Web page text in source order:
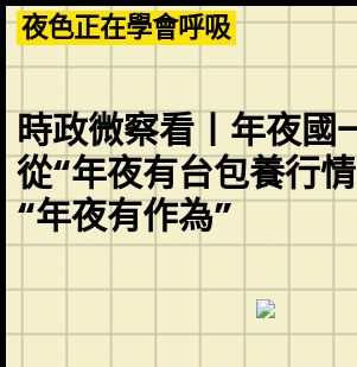
Skip
to
content
夜色正在學會呼吸
時政微察看丨年夜國
從“年夜有台包養行
“年夜有作為”